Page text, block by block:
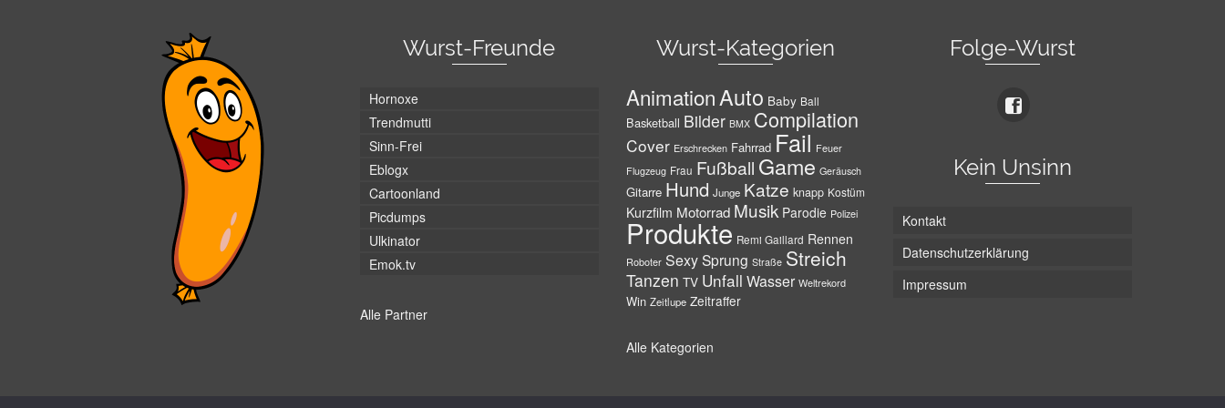
Wurst-Freunde
Hornoxe
Trendmutti
Sinn-Frei
Eblogx
Cartoonland
Picdumps
Ulkinator
Emok.tv
Alle Partner
Wurst-Kategorien
AnimationAuto Baby Ball
Basketball Bilder BMX Compilation
Cover Erschrecken Fahrrad Fail Feuer
Flugzeug Frau Fußball Game Geräusch
Gitarre Hund Junge Katze knapp Kostüm
Kurzfilm Motorrad Musik Parodie Polizei
Produkte Remi Gaillard Rennen
Roboter SexySprung Straße Streich
Tanzen TV Unfall Wasser Weltrekord
Win Zeitlupe Zeitraffer
Alle Kategorien
Folge-Wurst
Kein Unsinn
Kontakt
Datenschutzerklärung
Impressum